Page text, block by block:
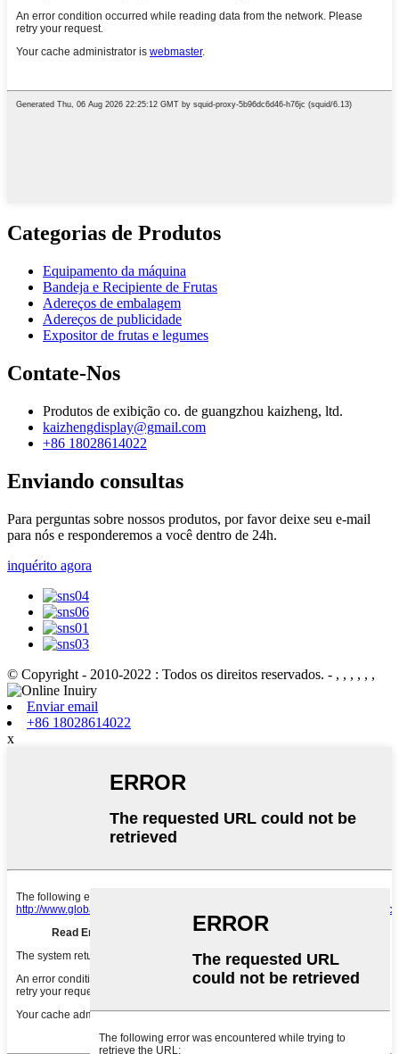
Categorias de Produtos
Equipamento da máquina
Bandeja e Recipiente de Frutas
Adereços de embalagem
Adereços de publicidade
Expositor de frutas e legumes
Contate-Nos
Produtos de exibição co. de guangzhou kaizheng, ltd.
kaizhengdisplay@gmail.com
+86 18028614022
Enviando consultas
Para perguntas sobre nossos produtos, por favor deixe seu e-mail
para nós e responderemos a você dentro de 24h.
inquérito agora
© Copyright - 2010-2022 : Todos os direitos reservados. - , , , , , ,
Enviar email
+86 18028614022
x